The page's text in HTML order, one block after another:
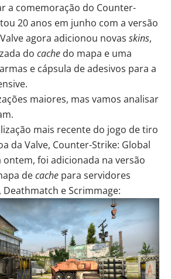
a comemoração do Counter-
20 anos em junho com a versão
Valveagora adicionou novas skins,
do cache do mapa e uma
e cápsula de adesivos para a
maiores, mas vamos analisar
mais recente do jogo de tiro
da Valve, Counter-Strike: Global
ontem, foi adicionada na versão
decache para servidores
Deathmatch e Scrimmage: